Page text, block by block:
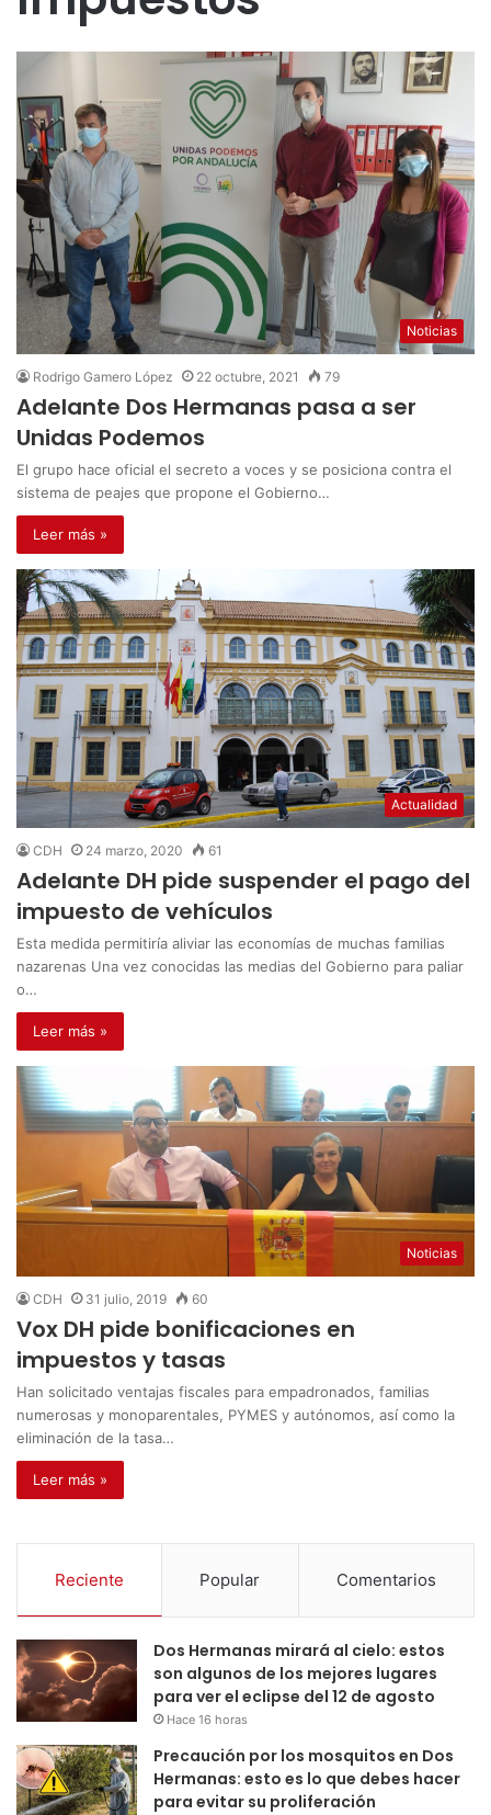
Noticias
Rodrigo Gamero López 22 octubre, 2021 79
Adelante Dos Hermanas pasa a ser
Unidas Podemos
El grupo hace oficial el secreto a voces y se posiciona contra el
sistema de peajes que propone el Gobierno…
Leer más »
Actualidad
CDH 24 marzo, 2020 61
Adelante DH pide suspender el pago del
impuesto de vehículos
Esta medida permitiría aliviar las economías de muchas familias
nazarenas Una vez conocidas las medias del Gobierno para paliar
o…
Leer más »
Noticias
CDH 31 julio, 2019 60
Vox DH pide bonificaciones en
impuestos y tasas
Han solicitado ventajas fiscales para empadronados, familias
numerosas y monoparentales, PYMES y autónomos, así como la
eliminación de la tasa…
Leer más »
Reciente Popular Comentarios
Dos Hermanas mirará al cielo: estos
son algunos de los mejores lugares
para ver el eclipse del 12 de agosto
Hace 16 horas
Precaución por los mosquitos en Dos
Hermanas: esto es lo que debes hacer
para evitar su proliferación